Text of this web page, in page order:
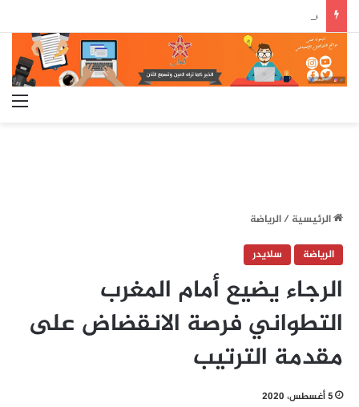
الرئيسية/الرياضة
الرياضة
سلايدر
الرجاء يضيع أمام المغرب
التطواني فرصة الانقضاض على
مقدمة الترتيب
5 أغسطس، 2020